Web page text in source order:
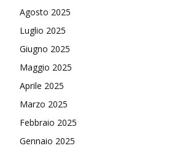
Agosto 2025
Luglio 2025
Giugno 2025
Maggio 2025
Aprile 2025
Marzo 2025
Febbraio 2025
Gennaio 2025